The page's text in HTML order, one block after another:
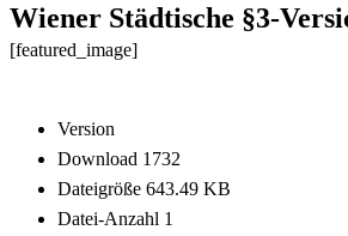
Wiener Städtische §3-
[featured_image]
Version
Download 1732
Dateigröße 643.49 KB
Datei-Anzahl 1